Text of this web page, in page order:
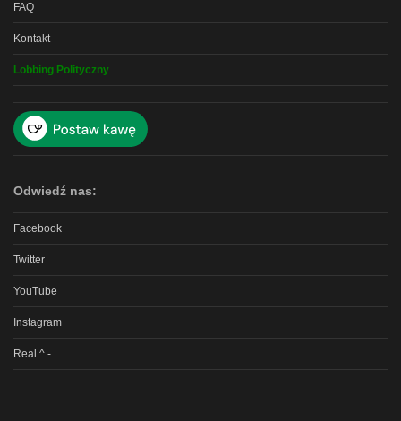
FAQ
Kontakt
Lobbing Polityczny
Odwiedź nas:
Facebook
Twitter
YouTube
Instagram
Real ^.-